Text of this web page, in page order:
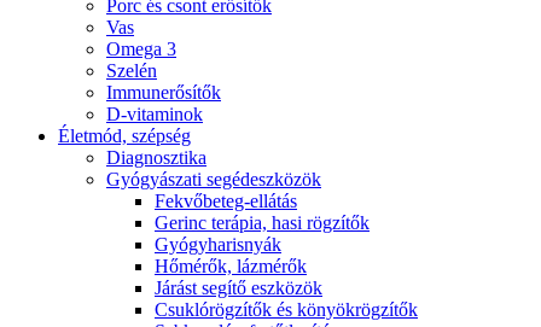
Porc és csont erősítők
Vas
Omega 3
Szelén
Immunerősítők
D-vitaminok
Életmód, szépség
Diagnosztika
Gyógyászati segédeszközök
Fekvőbeteg-ellátás
Gerinc terápia, hasi rögzítők
Gyógyharisnyák
Hőmérők, lázmérők
Járást segítő eszközök
Csuklórögzítők és könyökrögzítők